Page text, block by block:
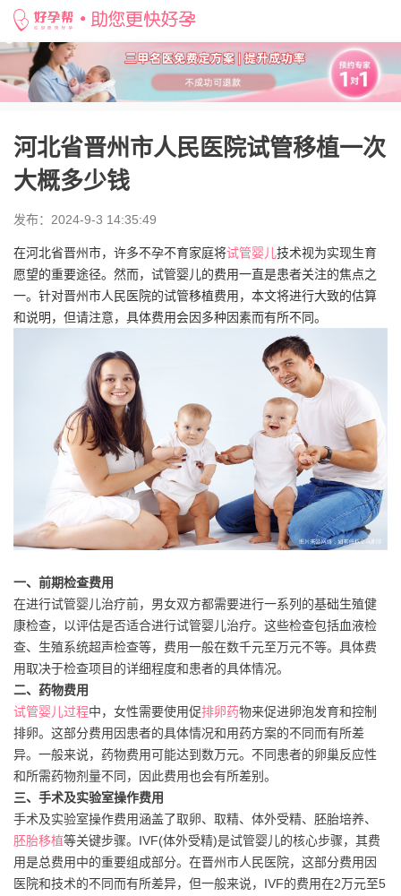
好孕帮 > 备孕知识 > 河北省晋州市人民医院试管移植一次大概多少钱
河北省晋州市人民医院试管移植一次
大概多少钱
发布：2024-9-3 14:35:49
在河北省晋州市，许多不孕不育家庭将试管婴儿技术视为实现生育
愿望的重要途径。然而，试管婴儿的费用一直是患者关注的焦点之
一。针对晋州市人民医院的试管移植费用，本文将进行大致的估算
和说明，但请注意，具体费用会因多种因素而有所不同。
一、前期检查费用
在进行试管婴儿治疗前，男女双方都需要进行一系列的基础生殖健
康检查，以评估是否适合进行试管婴儿治疗。这些检查包括血液检
查、生殖系统超声检查等，费用一般在数千元至万元不等。具体费
用取决于检查项目的详细程度和患者的具体情况。
二、药物费用
试管婴儿过程中，女性需要使用促排卵药物来促进卵泡发育和控制
排卵。这部分费用因患者的具体情况和用药方案的不同而有所差
异。一般来说，药物费用可能达到数万元。不同患者的卵巢反应性
和所需药物剂量不同，因此费用也会有所差别。
三、手术及实验室操作费用
手术及实验室操作费用涵盖了取卵、取精、体外受精、胚胎培养、
胚胎移植等关键步骤。IVF(体外受精)是试管婴儿的核心步骤，其费
用是总费用中的重要组成部分。在晋州市人民医院，这部分费用因
医院和技术的不同而有所差异，但一般来说，IVF的费用在2万元至5